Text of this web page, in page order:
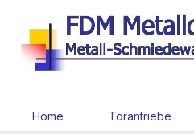
Hauptinhalt springen
Zur Suche springen
Zur Hauptnavigation springen
Home Torantriebe